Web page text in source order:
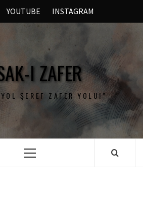
YOUTUBE INSTAGRAM
I ZAFER
ŞEREF ZAFER YOLU!"